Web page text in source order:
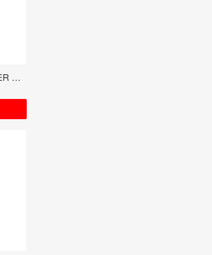
ONE OK ROCK 35xxxv SILVER USED 受注生産限定品